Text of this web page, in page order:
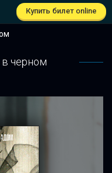
Купить билет online
черном